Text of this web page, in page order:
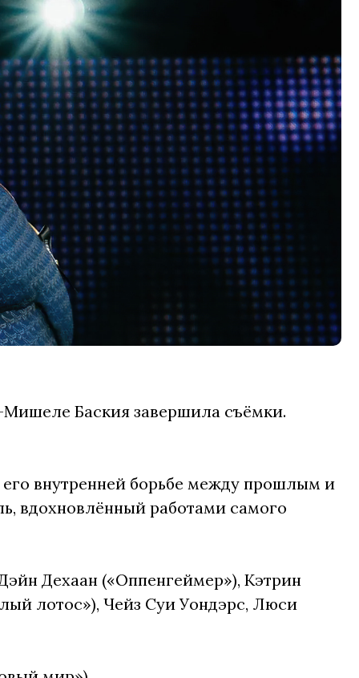
Баския завершила съёмки.
внутренней борьбе между прошлым и
вдохновлённый работами самого
Дехаан («Оппенгеймер»), Кэтрин
лотос»), Чейз Суи Уондэрс, Люси